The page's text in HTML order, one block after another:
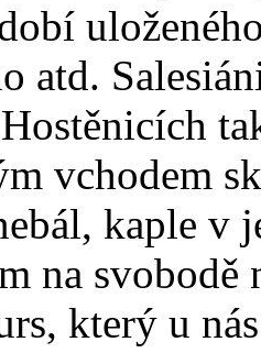
atd.
vchodem
kaple v
na
který u